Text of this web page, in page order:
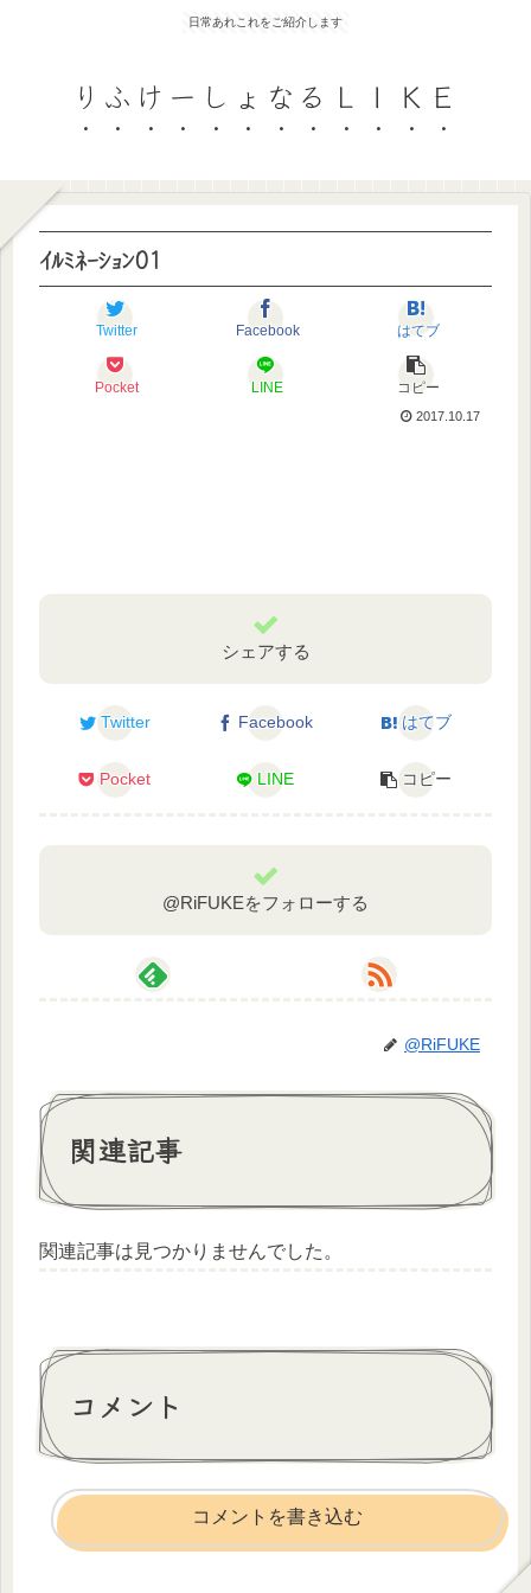
日常あれこれをご紹介します
りふけーしょなるＬＩＫＥ
ｲﾙﾐﾈｰｼｮﾝ01
Twitter Facebook はてブ
Pocket LINE コピー
2017.10.17
シェアする
Twitter Facebook はてブ
Pocket LINE コピー
@RiFUKEをフォローする
@RiFUKE
関連記事
関連記事は見つかりませんでした。
コメント
コメントを書き込む